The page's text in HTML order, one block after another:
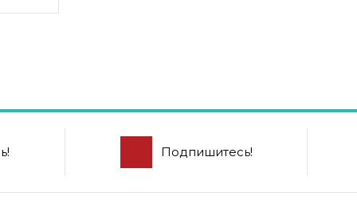
Подпишитесь!